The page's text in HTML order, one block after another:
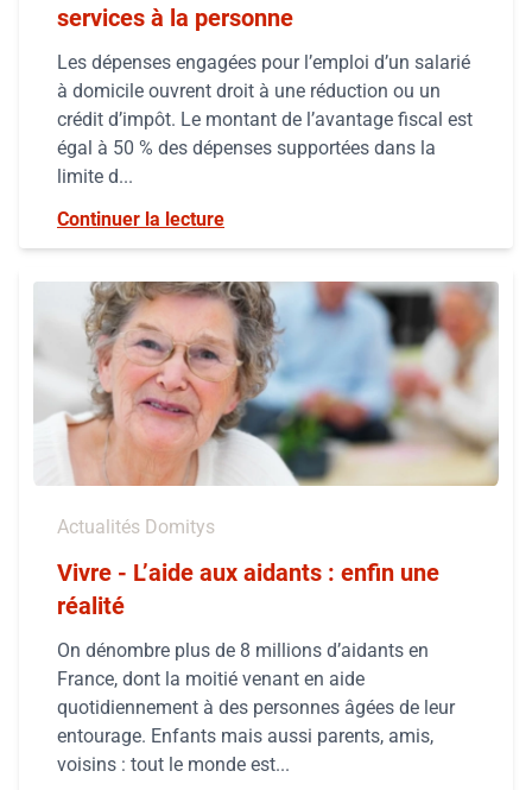
services à la personne
Les dépenses engagées pour l’emploi d’un salarié
à domicile ouvrent droit à une réduction ou un
crédit d’impôt. Le montant de l’avantage fiscal est
égal à 50 % des dépenses supportées dans la
limite d...
Continuer la lecture
Actualités Domitys
Vivre - L’aide aux aidants : enfin une
réalité
On dénombre plus de 8 millions d’aidants en
France, dont la moitié venant en aide
quotidiennement à des personnes âgées de leur
entourage. Enfants mais aussi parents, amis,
voisins : tout le monde est...